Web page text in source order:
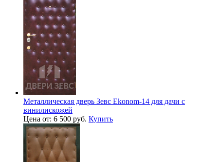
Металлическая дверь Зевс Ekonom-14 для дачи с
винилискожей
Цена от: 6 500 руб. Купить